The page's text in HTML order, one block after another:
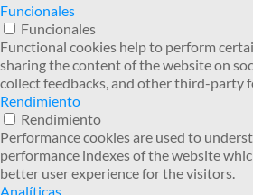
Funcionales
Funcionales
Functional cookies help to perform
sharing the content of the website on
collect feedbacks, and other third-party
Rendimiento
Rendimiento
Performance cookies are used to
performance indexes of the website
better user experience for the visitors.
Analíticas